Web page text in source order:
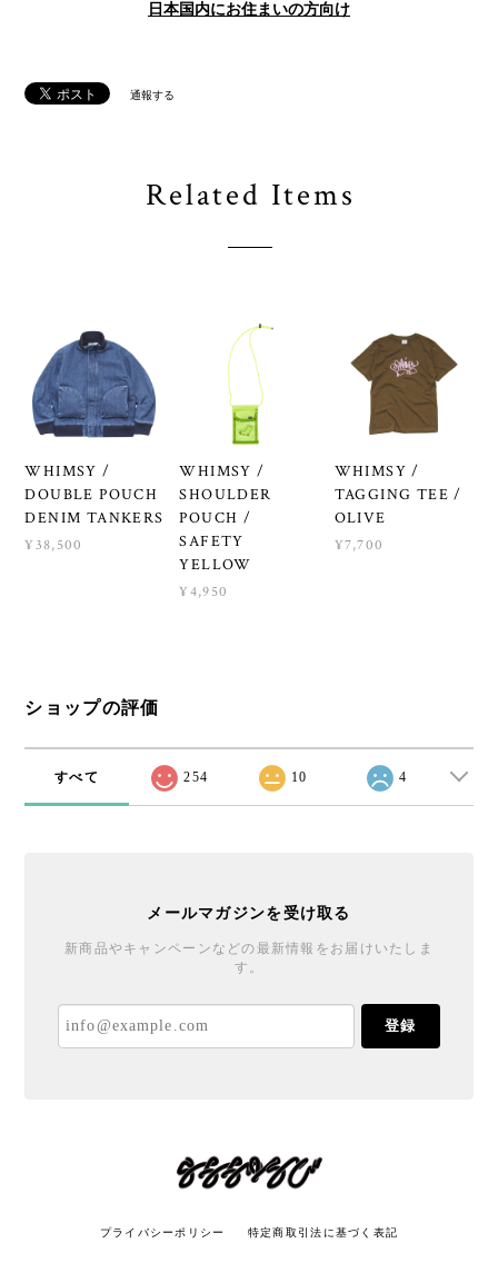
日本国内にお住まいの方向け
通報する
Related Items
WHIMSY /
DOUBLE POUCH
DENIM TANKERS
¥38,500
WHIMSY /
SHOULDER
POUCH /
SAFETY
YELLOW
¥4,950
WHIMSY /
TAGGING TEE /
OLIVE
¥7,700
ショップの評価
すべて 254 10 4
メールマガジンを受け取る
新商品やキャンペーンなどの最新情報をお届けいたしま
す。
登録
プライバシーポリシー 特定商取引法に基づく表記